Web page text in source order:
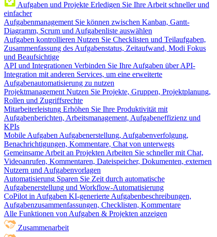
Aufgaben und Projekte Erledigen Sie Ihre Arbeit schneller und
einfacher
Aufgabenmanagement Sie können zwischen Kanban, Gantt-
Diagramm, Scrum und Aufgabenliste auswählen
Aufgaben kontrollieren Nutzen Sie Checklisten und Teilaufgaben,
Zusammenfassung des Aufgabenstatus, Zeitaufwand, Modi Fokus
und Beaufsichtige
API und Integrationen Verbinden Sie Ihre Aufgaben über API-
Integration mit anderen Services, um eine erweiterte
Aufgabenautomatisierung zu nutzen
Projektmanagement Nutzen Sie Projekte, Gruppen, Projektplanung,
Rollen und Zugriffsrechte
Mitarbeiterleistung Erhöhen Sie Ihre Produktivität mit
Aufgabenberichten, Arbeitsmanagement, Aufgabeneffizienz und
KPIs
Mobile Aufgaben Aufgabenerstellung, Aufgabenverfolgung,
Benachrichtigungen, Kommentare, Chat von unterwegs
Gemeinsame Arbeit an Projekten Arbeiten Sie schneller mit Chat,
Videoanrufen, Kommentaren, Dateispeicher, Dokumenten, externen
Nutzern und Aufgabenvorlagen
Automatisierung Sparen Sie Zeit durch automatische
Aufgabenerstellung und Workflow-Automatisierung
CoPilot in Aufgaben KI-generierte Aufgabenbeschreibungen,
Aufgabenzusammenfassungen, Checklisten, Kommentare
Alle Funktionen von Aufgaben & Projekten anzeigen
Zusammenarbeit